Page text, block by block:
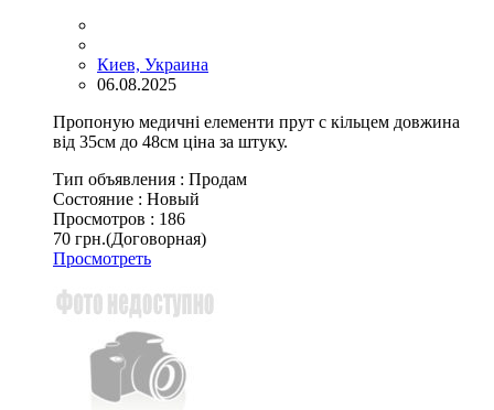
Киев, Украина
06.08.2025
Пропоную медичні елементи прут с кільцем довжина
від 35см до 48см ціна за штуку.
Тип объявления : Продам
Состояние : Новый
Просмотров : 186
70 грн.(Договорная)
Просмотреть